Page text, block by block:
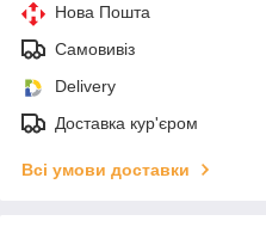
Нова Пошта
Самовивіз
Delivery
Доставка кур'єром
Всі умови доставки